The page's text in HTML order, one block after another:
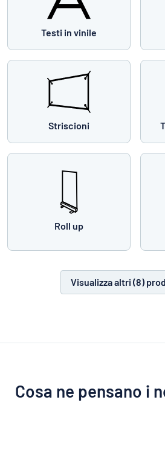
Testi in vinile
Striscioni
Roll up
Visualizza altri (8)
Cosa ne pensano i